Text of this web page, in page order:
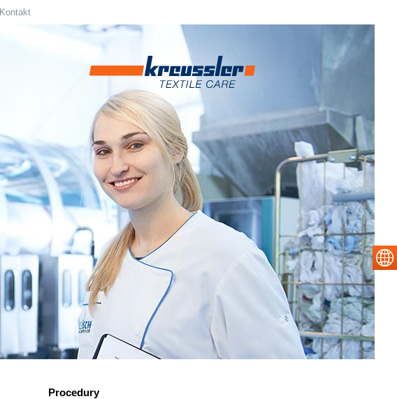
Kontakt
Procedury
select language